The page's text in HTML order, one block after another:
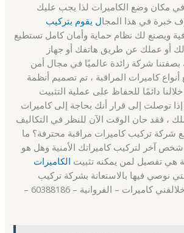
في مكان وضع الكاميرات لذا يجب عليك
خبرة في هذا المجال يقوم بتركيب
ويصنع لك نظام حماية وأمان كامل تستطيع
أو عملك عن طريق هاتفك أو جهاز
شركة رائدة عالميًا في مجال أمن
كاميرات المراقبة ، تم تصميم أنظمة
دائمًا للحفاظ على عملية التثبيت
توصلت إلى قرار أنك بحاجة إلى كاميرات
، فقد حان الوقت الآن للنظر في التكاليف
شركة تركيب كاميرات مراقبة محترفة؟ ما
شخص آخر لتركيب كاميراتك الأمنية وهل هو
هي تفصيل لمن يمكنه تثبيت الكاميرات
نوصي فيها بالاستعانة بشركة تركيب
كاميرات مراقبة من خلالفني كاميرات – الفروانية – 60388186 –